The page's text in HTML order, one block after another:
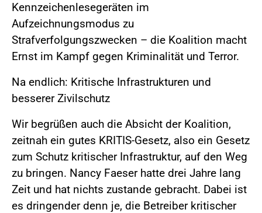
Kennzeichenlesegeräten im
Aufzeichnungsmodus zu
Strafverfolgungszwecken – die Koalition macht
Ernst im Kampf gegen Kriminalität und Terror.
Na endlich: Kritische Infrastrukturen und
besserer Zivilschutz
Wir begrüßen auch die Absicht der Koalition,
zeitnah ein gutes KRITIS-Gesetz, also ein Gesetz
zum Schutz kritischer Infrastruktur, auf den Weg
zu bringen. Nancy Faeser hatte drei Jahre lang
Zeit und hat nichts zustande gebracht. Dabei ist
es dringender denn je, die Betreiber kritischer